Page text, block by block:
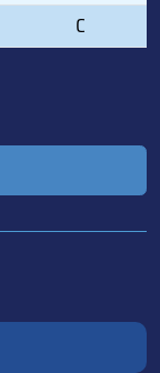
C